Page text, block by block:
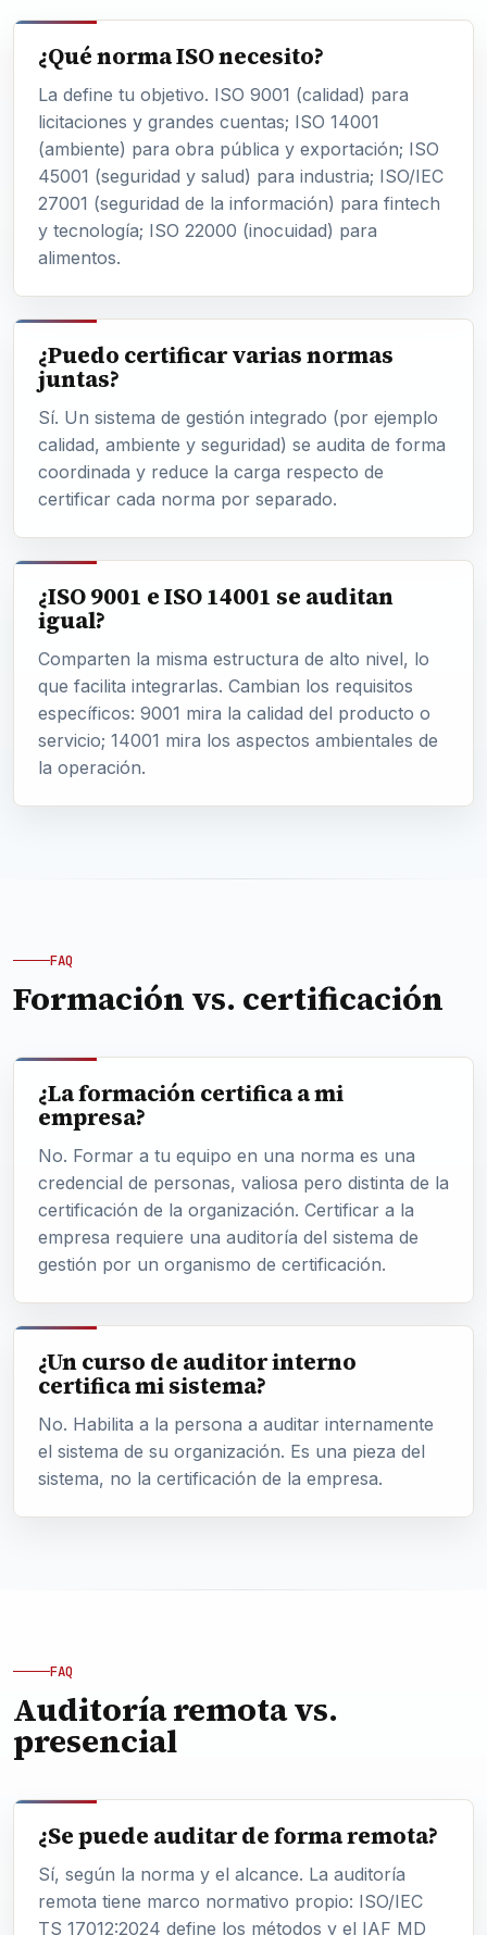
¿Qué norma ISO necesito?
La define tu objetivo. ISO 9001 (calidad) para
licitaciones y grandes cuentas; ISO 14001
(ambiente) para obra pública y exportación; ISO
45001 (seguridad y salud) para industria; ISO/IEC
27001 (seguridad de la información) para fintech
y tecnología; ISO 22000 (inocuidad) para
alimentos.
¿Puedo certificar varias normas
juntas?
Sí. Un sistema de gestión integrado (por ejemplo
calidad, ambiente y seguridad) se audita de forma
coordinada y reduce la carga respecto de
certificar cada norma por separado.
¿ISO 9001 e ISO 14001 se auditan
igual?
Comparten la misma estructura de alto nivel, lo
que facilita integrarlas. Cambian los requisitos
específicos: 9001 mira la calidad del producto o
servicio; 14001 mira los aspectos ambientales de
la operación.
FAQ
Formación vs. certificación
¿La formación certifica a mi
empresa?
No. Formar a tu equipo en una norma es una
credencial de personas, valiosa pero distinta de la
certificación de la organización. Certificar a la
empresa requiere una auditoría del sistema de
gestión por un organismo de certificación.
¿Un curso de auditor interno
certifica mi sistema?
No. Habilita a la persona a auditar internamente
el sistema de su organización. Es una pieza del
sistema, no la certificación de la empresa.
FAQ
Auditoría remota vs.
presencial
¿Se puede auditar de forma remota?
Sí, según la norma y el alcance. La auditoría
remota tiene marco normativo propio: ISO/IEC
TS 17012:2024 define los métodos y el IAF MD